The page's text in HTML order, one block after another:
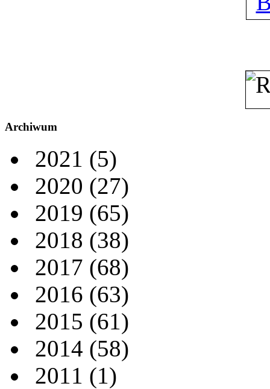
Archiwum
2021 (5)
2020 (27)
2019 (65)
2018 (38)
2017 (68)
2016 (63)
2015 (61)
2014 (58)
2011 (1)